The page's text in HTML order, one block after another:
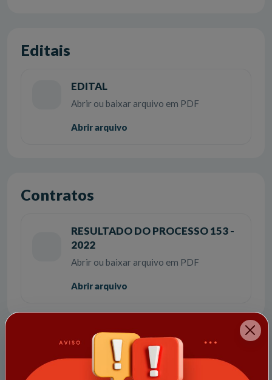
Editais
EDITAL
Abrir ou baixar arquivo em PDF
Abrir arquivo
Contratos
RESULTADO DO PROCESSO 153 -
2022
Abrir ou baixar arquivo em PDF
Abrir arquivo
Acessos rápidos